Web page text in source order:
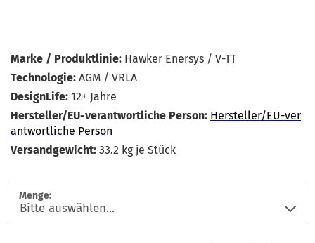
Marke / Produktlinie: Hawker Enersys / V-TT
Technologie: AGM / VRLA
DesignLife: 12+ Jahre
Hersteller/EU-verantwortliche Person: Hersteller/EU-ver
antwortliche Person
Versandgewicht: 33.2 kg je Stück
Menge: